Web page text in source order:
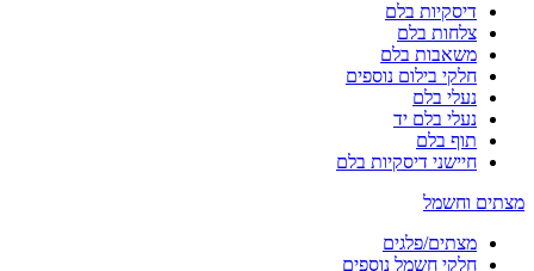
דיסקיות בלם
צלחות בלם
משאבות בלם
חלקי בילום נוספים
נעלי בלם
נעלי בלם יד
תוף בלם
חיישני דיסקיות בלם
מצתים וחשמל
מצתים/פלגים
חלקי חשמל נוספים